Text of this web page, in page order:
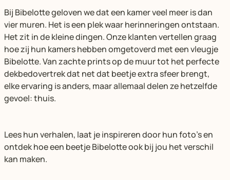
Bij Bibelotte geloven we dat een kamer veel meer is dan
vier muren. Het is een plek waar herinneringen ontstaan.
Het zit in de kleine dingen. Onze klanten vertellen graag
hoe zij hun kamers hebben omgetoverd met een vleugje
Bibelotte. Van zachte prints op de muur tot het perfecte
dekbedovertrek dat net dat beetje extra sfeer brengt,
elke ervaring is anders, maar allemaal delen ze hetzelfde
gevoel: thuis.
Lees hun verhalen, laat je inspireren door hun foto’s en
ontdek hoe een beetje Bibelotte ook bij jou het verschil
kan maken.